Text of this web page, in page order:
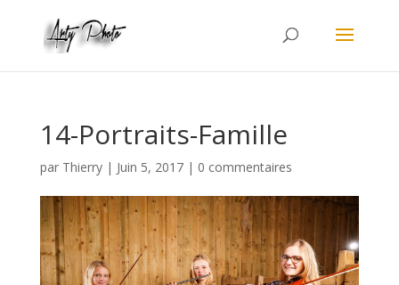
14-Portraits-Famille
par Thierry| Juin 5, 2017| 0 commentaires